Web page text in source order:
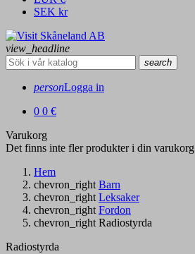
SEK kr
view_headline
search
personLogga in
0 0 €
Varukorg
Det finns inte fler produkter i din varukorg
Hem
chevron_right Barn
chevron_right Leksaker
chevron_right Fordon
chevron_right Radiostyrda
Radiostyrda